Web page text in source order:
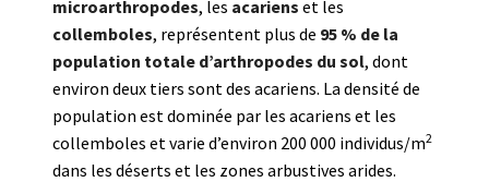
microarthropodes, les acariens et les
collemboles, représentent plus de 95 % de la
population totale d’arthropodes du sol, dont
environ deux tiers sont des acariens. La densité de
population est dominée par les acariens et les
collemboles et varie d’environ 200 000 individus/m2
dans les déserts et les zones arbustives arides.